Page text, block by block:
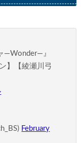
―Wonder―』
】【綾瀬川弓
February